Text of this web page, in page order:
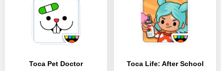
Toca Pet Doctor Toca Life: After School